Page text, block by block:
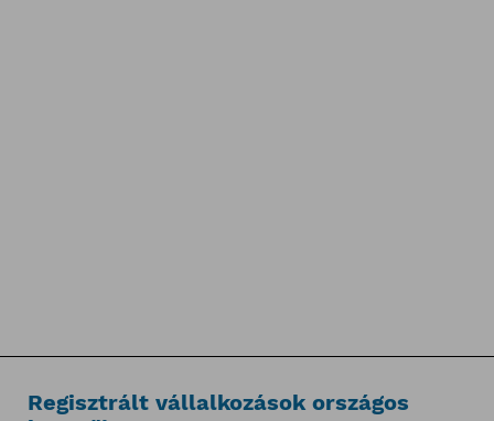
Regisztrált vállalkozások országos